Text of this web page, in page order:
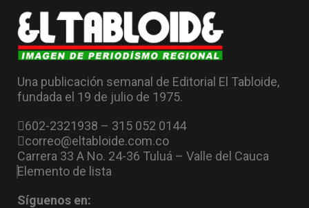
Una publicación semanal de Editorial El Tabloide,
fundada el 19 de julio de 1975.
602-2321938 – 315 052 0144
correo@eltabloide.com.co
Carrera 33 A No. 24-36 Tuluá – Valle del Cauca
Elemento de lista
Síguenos en: